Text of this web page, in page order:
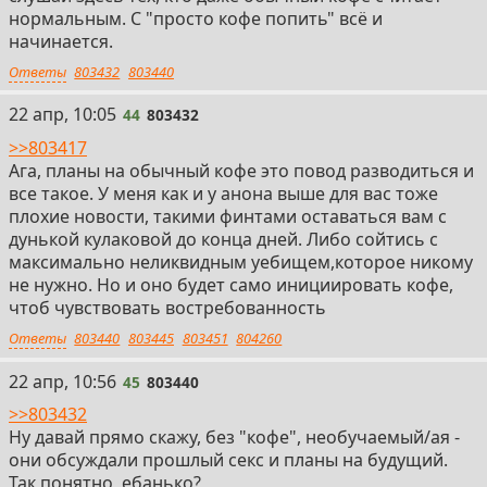
поводу. Сорян, если много и бессвязно.
нормальным. С "просто кофе попить" всё и
начинается.
Ответы 803432 803440
44
22 апр, 10:05 44 803432
>>803417
Ага, планы на обычный кофе это повод разводиться и
все такое. У меня как и у анона выше для вас тоже
плохие новости, такими финтами оставаться вам с
дунькой кулаковой до конца дней. Либо сойтись с
максимально неликвидным уебищем,которое никому
не нужно. Но и оно будет само инициировать кофе,
чтоб чувствовать востребованность
Ответы 803440 803445 803451 804260
45
22 апр, 10:56 45 803440
>>803432
Ну давай прямо скажу, без "кофе", необучаемый/ая -
они обсуждали прошлый секс и планы на будущий.